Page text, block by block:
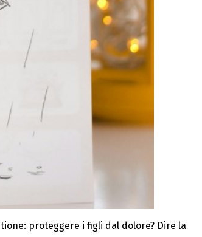
proteggere i figli dal dolore? Dire la